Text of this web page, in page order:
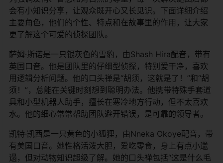
会有小知识分享，让观众既开心又长见识。下面详细介绍
主要角色，他们的个性、特点和在故事里的作用，让大家
更了解这个可爱的侦探团队。
萨姆·斯诺是一只银灰色的雪豹，由Shash Hira配音，带有
英国口音。他是团队里的仔细型侦探，特别爱干净，喜欢
用逻辑分析问题。他的口头禅是“胡须，这就是了！”和“胡
须！”，总能在关键时刻想到聪明办法。他携带特殊手套道
具和小型机器人助手，擅长在寒冷地方行动，但不太喜欢
水。他的细心常常帮助团队避开错误，是可靠的领导者。
凯特·凯西是一只黄色的小狐狸，由Nneka Okoye配音，带
有美国口音。她性格活泼大胆，爱吃零食，身上有点小邋
遢，但对动物知识超级了解。她的口头禅包括“这是什么毛